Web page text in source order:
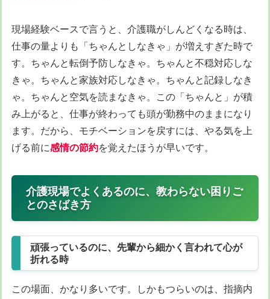
現場経験ベースで言うと、介護職がしんどくなる時は、
仕事の量よりも「ちゃんとしなきゃ」が増えすぎた時で
す。ちゃんと転倒予防しなきゃ。ちゃんと不穏対応しな
きゃ。ちゃんと家族対応しなきゃ。ちゃんと記録しなき
ゃ。ちゃんと空気を読まなきゃ。この「ちゃんと」が積
み上がると、仕事が終わっても頭が勤務中のままになり
ます。だから、モチベーションを戻すには、やる気を上
げる前に感情の節約を覚えたほうが早いです。
介護現場でよくあるのに、教わらない困りご
とのさばき方
頑張っているのに、先輩から細かく言われて心が
折れる時
この場面、かなり多いです。しかもつらいのは、指摘内